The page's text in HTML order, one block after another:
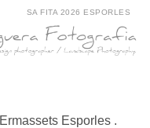
SA FITA 2026 ESPORLES
Esporles .